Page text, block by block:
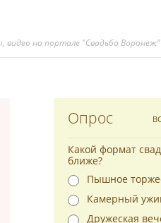
видео на портале "Свадьба
Опрос
Какой формат
ближе?
Пышное
Камерный
Дружеская